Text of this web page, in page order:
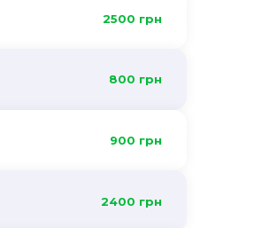
2500 грн
800 грн
900 грн
2400 грн